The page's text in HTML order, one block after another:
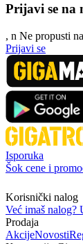
Prijavi se na
, n Ne propusti
Prijavi se
Isporuka
Šok cene i
Korisnički nalog
Već imaš nalog?
Prodaja
AkcijeNovosti